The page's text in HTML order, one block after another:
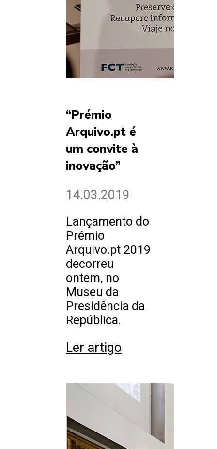
“Prémio
Arquivo.pt é
um convite à
inovação”
14.03.2019
Lançamento do
Prémio
Arquivo.pt 2019
decorreu
ontem, no
Museu da
Presidência da
República.
Ler artigo